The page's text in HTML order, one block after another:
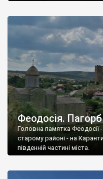
Феодосія.
Головна памятка Феодосії
старому районі - на
південній частині міста.